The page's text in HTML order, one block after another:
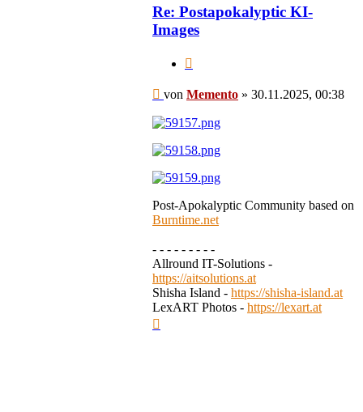
Re: Postapokalyptic KI-
Images
Beitrag
von Memento » 30.11.2025, 00:38
Post-Apokalyptic Community based on
Burntime.net
- - - - - - - - -
Allround IT-Solutions -
https://aitsolutions.at
Shisha Island - https://shisha-island.at
LexART Photos - https://lexart.at